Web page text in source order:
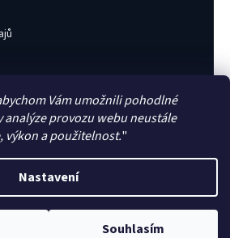
Vám umožnili pohodlné
provozu webu neustále
výkon a použitelnost."
Nastavení
Souhlasím